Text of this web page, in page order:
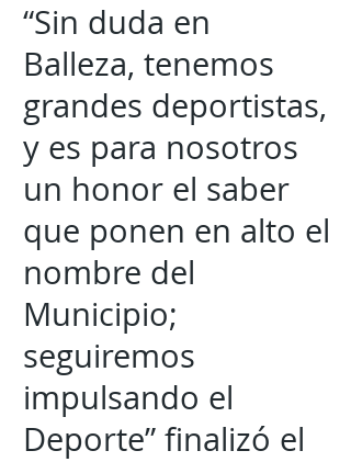
“Sin duda en
Balleza, tenemos
grandes deportistas,
y es para nosotros
un honor el saber
que ponen en alto el
nombre del
Municipio;
seguiremos
impulsando el
Deporte” finalizó el